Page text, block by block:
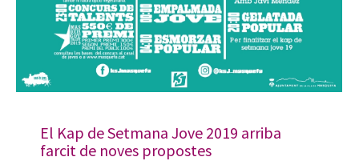
El Kap de Setmana Jove 2019 arriba
farcit de noves propostes